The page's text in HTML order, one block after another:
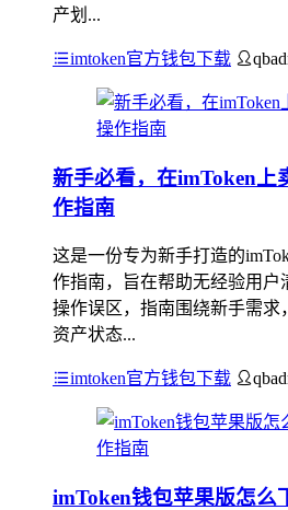
产划...
imtoken官方钱包下载
新手必看，在imToken上
作指南
这是一份专为新手打造的
作指南，旨在帮助无经验用户
操作误区，指南围绕新手需求
资产状态...
imtoken官方钱包下载
imToken钱包苹果版怎么